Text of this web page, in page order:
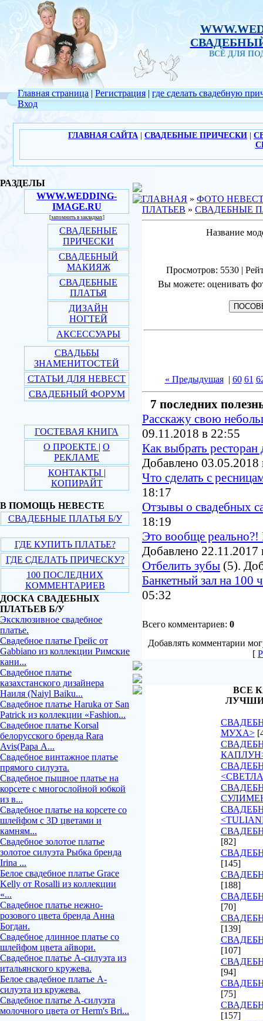
ВСЁ ДЛЯ
Главная страница | Регистрация |
Вход
где сделать свадебную
ГЛАВНАЯ САЙТА СВАДЕБНЫЕ ПРИЧЕСКИ
РАЗДЕЛЫ
WWW.WEDDING-
IMAGE.RU
[запомнить в закладках]
СВАДЕБНЫЕ
ПРИЧЕСКИ
СВАДЕБНЫЙ
МАКИЯЖ
СВАДЕБНЫЕ
ПЛАТЬЯ
ДИЗАЙН
НОГТЕЙ
АКСЕССУАРЫ
СВАДЬБЫ
ЗНАМЕНИТОСТЕЙ
СТАТЬИ ДЛЯ НЕВЕСТ
СВАДЕБНЫЙ ФОРУМ
ГОСТЕВАЯ КНИГА
О ПРОЕКТЕ | О
РЕКЛАМЕ
КОНТАКТЫ |
КОПИРАЙТ
В ПОМОЩЬ НЕВЕСТЕ
СВАДЕБНЫЕ ПЛАТЬЯ Б/У
ГДЕ КУПИТЬ ПЛАТЬЕ?
ГДЕ СДЕЛАТЬ ПРИЧЕСКУ?
100 ПОСЛЕДНИХ
КОММЕНТАРИЕВ
ДОСКА СВАДЕБНЫХ
ПЛАТЬЕВ Б/У
Эксклюзивное свадебное
платье.
Свадебное платье Грейс от
Gabbiano из коллекции Римские
кани...
Свадебное платье
казахстанского дизайнера
Наиля (Naiyl Baiku...
Свадебное платье Haruka от San
Patrick из коллекции «Fashion...
Свадебное платье Korsal
белорусского бренда Rara
Avis(Рара А...
Свадебное винтажное платье
прямого силуэта.
Свадебное пышное платье на
корсете с многослойной юбкой
из в...
Свадебное платье на корсете со
шлейфом с 3D цветами и
камням...
Свадебное золотое платье
золотое силуэта Рыбка бренда
Irina ...
Белое свадебное платье Grace
Kelly от Rosalli из коллекции
«...
Свадебное платье нежно-
розового цвета бренда Анна
Богдан.
Свадебное длинное платье со
шлейфом цвета айвори.
Свадебное платье А-силуэта из
итальянского кружева.
Белое свадебное платье А-
силуэта из кружева.
Свадебное платье А-силуэта
молочного цвета от Herm's Bri...
ГЛАВНАЯ » ФОТО
ПЛАТЬЕВ » СВАДЕБНЫЕ
Название
Просмотров: 5530 |
Вы можете: оценивать
« Предыдущая| 60 61
7 последних
Расскажу свою
09.11.2018 в 22:55
Как выбрать
Добавлено 03.05.2018
Что сделать с
18:17
Отзывы о свадебных
18:19
Это вообще реально?!
Добавлено 22.11.2017
Отбелить зубы (5).
Банкетный зал на 100
05:32
Всего комментариев: 0
Добавлять комментарии
[
ВСЕ
МУХА>
[82]
[145]
[188]
[70]
[139]
[107]
[94]
[75]
[157]